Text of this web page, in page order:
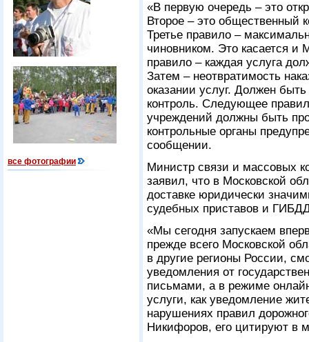
все фотографии
«В первую очередь – это
Второе – это общественный
Третье правило –
чиновником. Это касается
правило – каждая услуга
Затем – неотвратимость
оказании услуг. Должен
контроль. Следующее
учреждений должны быть
контрольные органы
сообщении.
Министр связи и массовых
заявил, что в Московской
доставке юридически
судебных приставов и
«Мы сегодня запускаем
прежде всего Московской
в другие регионы России,
уведомления от
письмами, а в режиме
услуги, как уведомление
нарушениях правил
Никифоров, его цитируют в